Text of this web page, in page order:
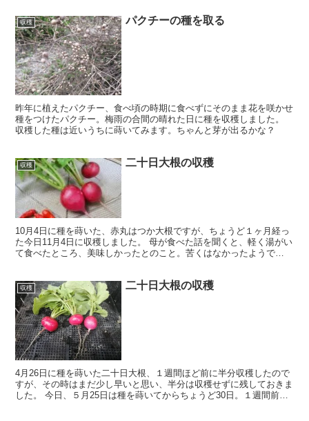
収穫 パクチーの種を取る
昨年に植えたパクチー、食べ頃の時期に食べずにそのまま花を咲かせ
種をつけたパクチー。梅雨の合間の晴れた日に種を収穫しました。
収穫した種は近いうちに蒔いてみます。ちゃんと芽が出るかな？
収穫 二十日大根の収穫
10月4日に種を蒔いた、赤丸はつか大根ですが、ちょうど１ヶ月経っ
た今日11月4日に収穫しました。 母が食べた話を聞くと、軽く湯がい
て食べたところ、美味しかったとのこと。苦くはなかったようで
収穫 二十日大根の収穫
4月26日に種を蒔いた二十日大根、１週間ほど前に半分収穫したので
すが、その時はまだ少し早いと思い、半分は収穫せずに残しておきま
した。 今日、５月25日は種を蒔いてからちょうど30日。１週間前に